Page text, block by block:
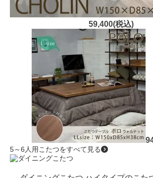
59,400(税込)
5～6人用こたつをすべて見る